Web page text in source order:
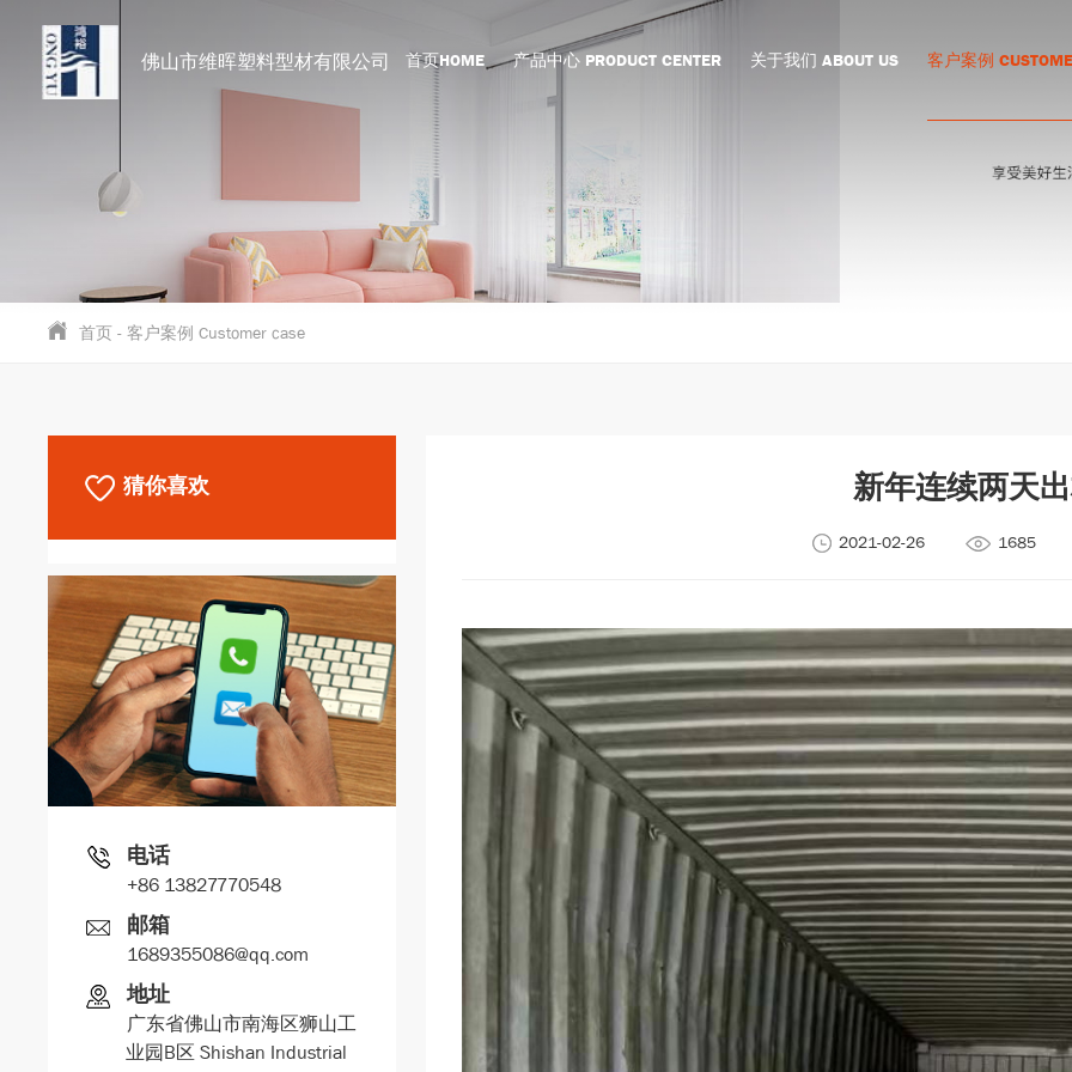
佛山市维晖塑料型材有限公司 首页HOME 产品中心 PRODUCT CENTER 关于我们 ABOUT US 客户案例
首页 -客户案例 Customer case
新年连续两天
2021-02-26 1685
猜你喜欢
电话
+86 13827770548
邮箱
1689355086@qq.com
地址
广东省佛山市南海区狮山工
业园B区 Shishan Industrial